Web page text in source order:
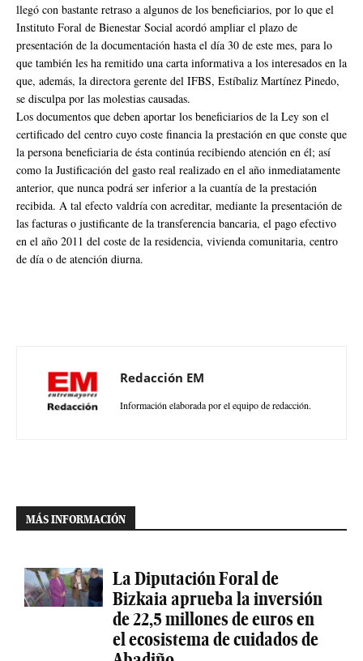
llegó con bastante retraso a algunos de los beneficiarios, por lo que el
Instituto Foral de Bienestar Social acordó ampliar el plazo de
presentación de la documentación hasta el día 30 de este mes, para lo
que también les ha remitido una carta informativa a los interesados en la
que, además, la directora gerente del IFBS, Estíbaliz Martínez Pinedo,
se disculpa por las molestias causadas.
Los documentos que deben aportar los beneficiarios de la Ley son el
certificado del centro cuyo coste financia la prestación en que conste que
la persona beneficiaria de ésta continúa recibiendo atención en él; así
como la Justificación del gasto real realizado en el año inmediatamente
anterior, que nunca podrá ser inferior a la cuantía de la prestación
recibida. A tal efecto valdría con acreditar, mediante la presentación de
las facturas o justificante de la transferencia bancaria, el pago efectivo
en el año 2011 del coste de la residencia, vivienda comunitaria, centro
de día o de atención diurna.
Redacción EM
Información elaborada por el equipo de redacción.
MÁS INFORMACIÓN
La Diputación Foral de
Bizkaia aprueba la inversión
de 22,5 millones de euros en
el ecosistema de cuidados de